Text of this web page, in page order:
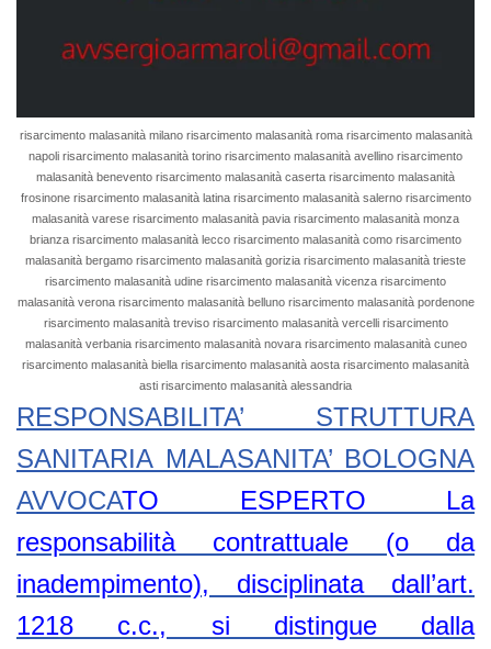
risarcimento malasanità milano risarcimento malasanità roma risarcimento malasanità
napoli risarcimento malasanità torino risarcimento malasanità avellino risarcimento
malasanità benevento risarcimento malasanità caserta risarcimento malasanità
frosinone risarcimento malasanità latina risarcimento malasanità salerno risarcimento
malasanità varese risarcimento malasanità pavia risarcimento malasanità monza
brianza risarcimento malasanità lecco risarcimento malasanità como risarcimento
malasanità bergamo risarcimento malasanità gorizia risarcimento malasanità trieste
risarcimento malasanità udine risarcimento malasanità vicenza risarcimento
malasanità verona risarcimento malasanità belluno risarcimento malasanità pordenone
risarcimento malasanità treviso risarcimento malasanità vercelli risarcimento
malasanità verbania risarcimento malasanità novara risarcimento malasanità cuneo
risarcimento malasanità biella risarcimento malasanità aosta risarcimento malasanità
asti risarcimento malasanità alessandria
RESPONSABILITA’ STRUTTURA
SANITARIA MALASANITA’ BOLOGNA
AVVOCATO ESPERTO La
responsabilità contrattuale (o da
inadempimento), disciplinata dall’art.
1218 c.c., si distingue dalla